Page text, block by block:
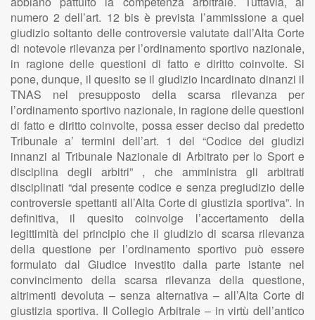
numero 2 dell’art. 12 bis è prevista l’ammissione a quel
giudizio soltanto delle controversie valutate dall’Alta Corte
di notevole rilevanza per l’ordinamento sportivo nazionale,
in ragione delle questioni di fatto e diritto coinvolte. Si
pone, dunque, il quesito se il giudizio incardinato dinanzi il
TNAS nel presupposto della scarsa rilevanza per
l’ordinamento sportivo nazionale, in ragione delle questioni
di fatto e diritto coinvolte, possa esser deciso dal predetto
Tribunale a’ termini dell’art. 1 del “Codice dei giudizi
innanzi al Tribunale Nazionale di Arbitrato per lo Sport e
disciplina degli arbitri” , che amministra gli arbitrati
disciplinati “dal presente codice e senza pregiudizio delle
controversie spettanti all’Alta Corte di giustizia sportiva”. In
definitiva, il quesito coinvolge l’accertamento della
legittimità del principio che il giudizio di scarsa rilevanza
della questione per l’ordinamento sportivo può essere
formulato dal Giudice investito dalla parte istante nel
convincimento della scarsa rilevanza della questione,
altrimenti devoluta – senza alternativa – all’Alta Corte di
giustizia sportiva. Il Collegio Arbitrale – in virtù dell’antico